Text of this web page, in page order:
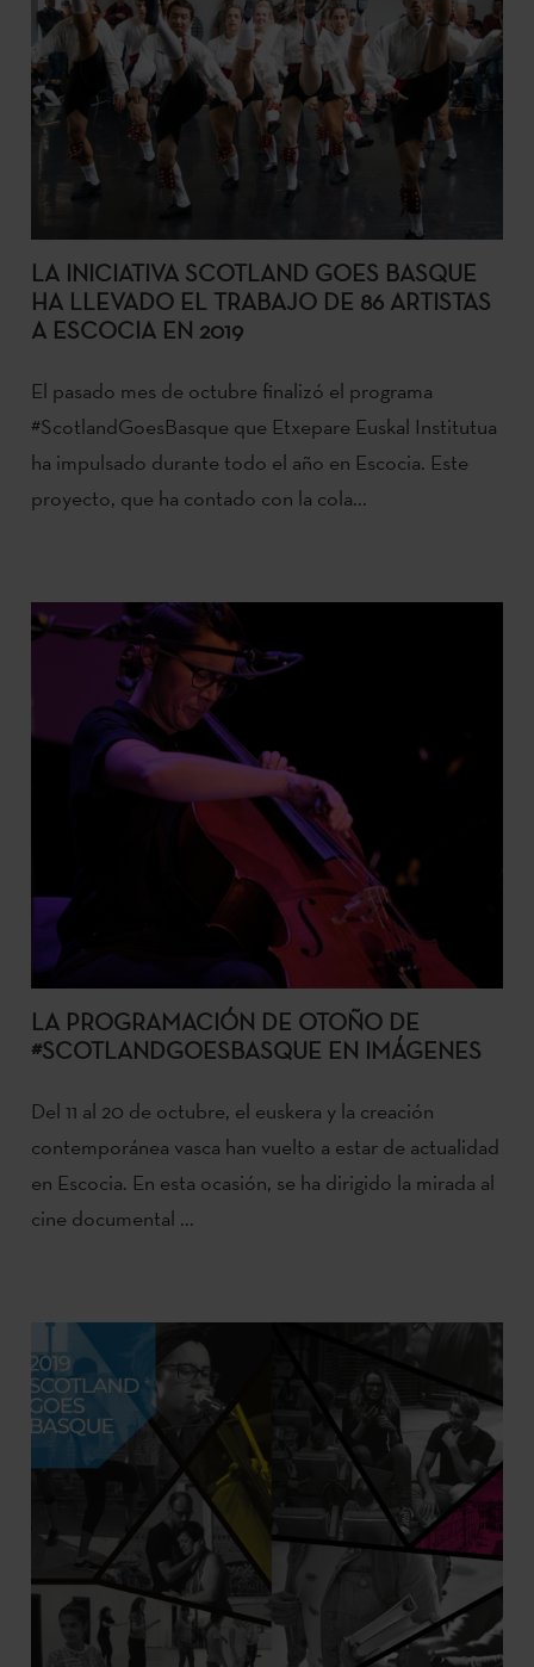
LA INICIATIVA SCOTLAND GOES BASQUE
HA LLEVADO EL TRABAJO DE 86 ARTISTAS
A ESCOCIA EN 2019
El pasado mes de octubre finalizó el programa
#ScotlandGoesBasque que Etxepare Euskal Institutua
ha impulsado durante todo el año en Escocia. Este
proyecto, que ha contado con la cola...
LA PROGRAMACIÓN DE OTOÑO DE
#SCOTLANDGOESBASQUE EN IMÁGENES
Del 11 al 20 de octubre, el euskera y la creación
contemporánea vasca han vuelto a estar de actualidad
en Escocia. En esta ocasión, se ha dirigido la mirada al
cine documental ...